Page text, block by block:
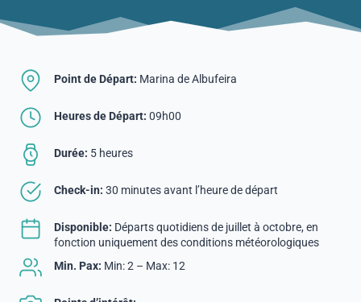
Point de Départ: Marina de Albufeira
Heures de Départ: 09h00
Durée: 5 heures
Check-in: 30 minutes avant l’heure de départ
Disponible: Départs quotidiens de juillet à octobre, en
fonction uniquement des conditions météorologiques
Min. Pax: Min: 2 – Max: 12